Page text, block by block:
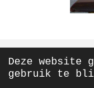
Deze website
gebruik te
©